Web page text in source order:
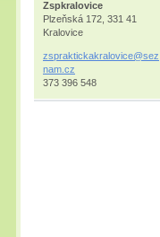
Zspkralovice
Plzeňská 172, 331 41
Kralovice
zspraktickakralovice@sez
nam.cz
373 396 548